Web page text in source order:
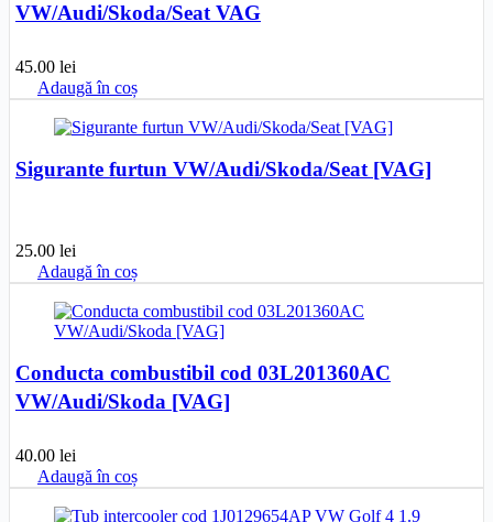
VW/Audi/Skoda/Seat VAG
45.00 lei
Adaugă în coș
Sigurante furtun VW/Audi/Skoda/Seat [VAG]
25.00 lei
Adaugă în coș
Conducta combustibil cod 03L201360AC
VW/Audi/Skoda [VAG]
40.00 lei
Adaugă în coș